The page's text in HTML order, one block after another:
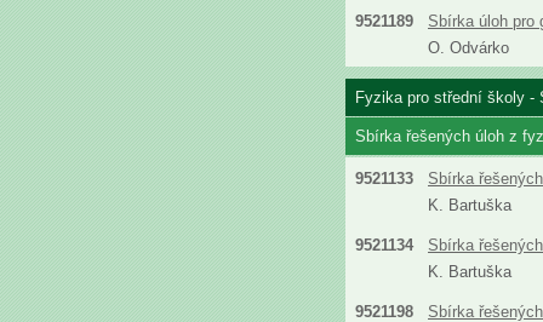
9521189
Sbírka úloh pro
O. Odvárko
Fyzika pro střední školy -
Sbírka řešených úloh z
9521133
Sbírka
K. Bartuška
9521134
Sbírka
K. Bartuška
9521198
Sbírka